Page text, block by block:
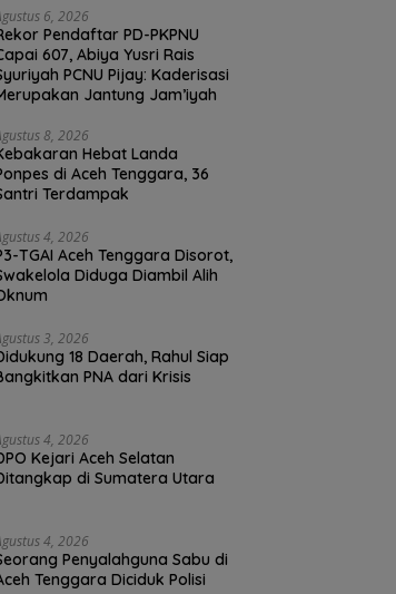
6, 2026
Pendaftar PD-PKPNU
607, Abiya Yusri Rais
PCNU Pijay: Kaderisasi
Jantung Jam’iyah
8, 2026
Hebat Landa
di Aceh Tenggara, 36
Terdampak
4, 2026
TGAI Aceh Tenggara Disorot,
Diduga Diambil Alih
3, 2026
18 Daerah, Rahul Siap
PNA dari Krisis
4, 2026
Kejari Aceh Selatan
di Sumatera Utara
4, 2026
Penyalahguna Sabu di
Tenggara Diciduk Polisi